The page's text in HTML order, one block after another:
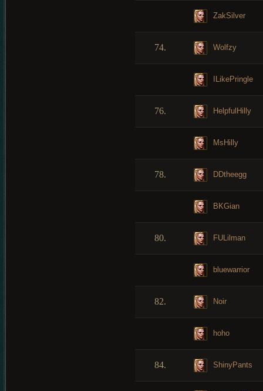
ZakSilver
74. Wolfzy
ILikePringle
76. HelpfulHilly
MsHilly
78. DDtheegg
BKGian
80. FULilman
bluewarrior
82. Noir
hoho
84. ShinyPants